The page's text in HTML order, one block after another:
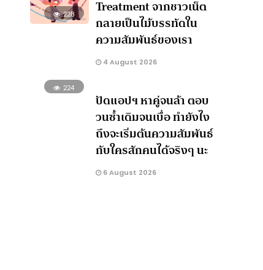
228
Treatment จากชาวเน็ต
กลายเป็นไม้บรรทัดใน
ความสัมพันธ์ของเรา
4 August 2026
224
ปัดแอปฯ หาคู่จนล้า ตอบ
วนซ้ำเดิมจนเบื่อ ทำยังไง
ถึงจะเริ่มต้นความสัมพันธ์
กับใครสักคนได้จริงๆ นะ
6 August 2026